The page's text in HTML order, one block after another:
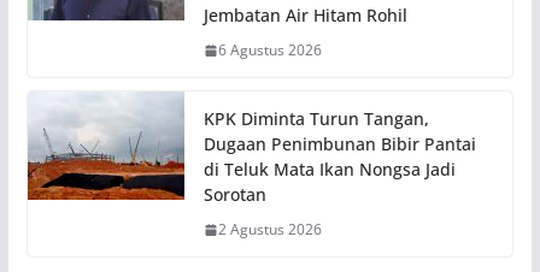
Jembatan Air Hitam Rohil
6 Agustus 2026
KPK Diminta Turun Tangan,
Dugaan Penimbunan Bibir Pantai
di Teluk Mata Ikan Nongsa Jadi
Sorotan
2 Agustus 2026